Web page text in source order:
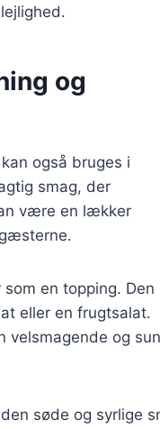
og
også bruges i
smag, der
være en lækker
en topping. Den
eller en frugtsalat.
velsmagende og
søde og syrlige